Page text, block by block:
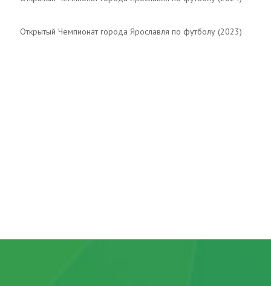
Открытый Чемпионат города Ярославля по футболу (2023)